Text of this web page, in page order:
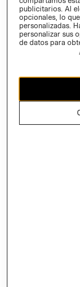
CAMBIAR REGIÓN
publicitarios. Al
opcionales, lo
personalizadas.
personalizar sus
de datos para